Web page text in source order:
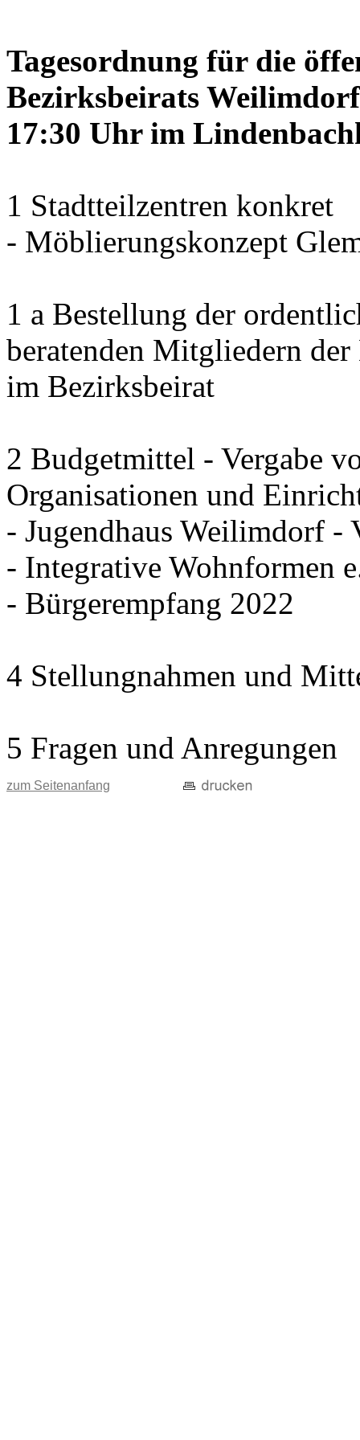
Tagesordnung für die
Bezirksbeirats
17:30 Uhr im
1 Stadtteilzentren konkret
- Möblierungskonzept
1 a Bestellung der
beratenden Mitgliedern
im Bezirksbeirat
2 Budgetmittel - Vergabe
Organisationen und
- Jugendhaus Weilimdorf -
- Integrative Wohnformen
- Bürgerempfang 2022
4 Stellungnahmen und
5 Fragen und Anregungen
zum Seitenanfang